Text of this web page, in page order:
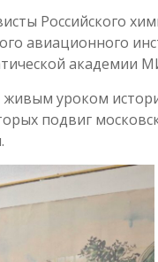
Российского
авиационного
академии
живым уроком
подвиг